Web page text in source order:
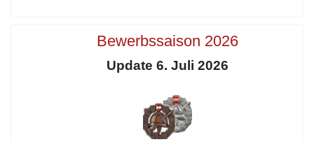
Bewerbssaison 2026
Update 6. Juli 2026